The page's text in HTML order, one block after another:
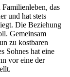
das
und hat stets
Die Beziehung
Gemeinsam
zu kostbaren
Sohnes hat eine
vor eine der